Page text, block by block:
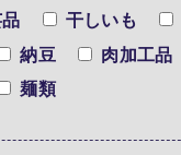
干しいも
納豆
肉加工品
麺類